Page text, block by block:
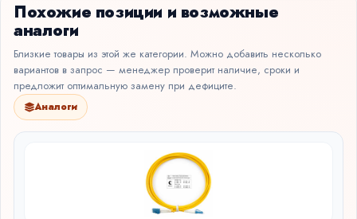
Похожие позиции и возможные
аналоги
Близкие товары из этой же категории. Можно добавить несколько
вариантов в запрос — менеджер проверит наличие, сроки и
предложит оптимальную замену при дефиците.
Аналоги